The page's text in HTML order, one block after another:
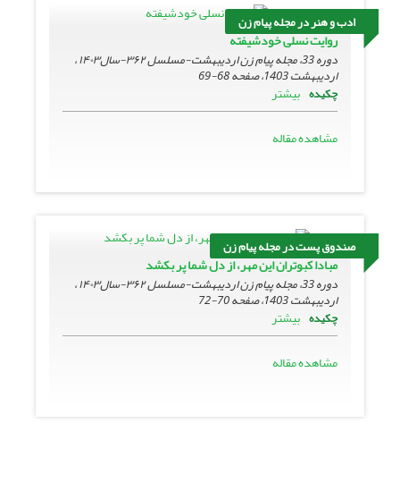
ادب و هنر در مجله پیام زن
روایت نسلی خودشیفته
دوره 33، مجله پیام زن اردیبهشت-مسلسل ۳۶۲-سال۱۴۰۳ ،
اردیبهشت 1403، صفحه
68-69
چکیده بیشتر
مشاهده مقاله
صندوق پست در مجله پیام زن
مبادا کبوتران این مهر، از دل شما پر بکشد
دوره 33، مجله پیام زن اردیبهشت-مسلسل ۳۶۲-سال۱۴۰۳ ،
اردیبهشت 1403، صفحه
70-72
چکیده بیشتر
مشاهده مقاله